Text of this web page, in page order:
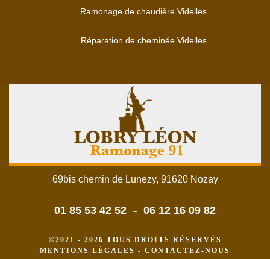
Ramonage de chaudière Videlles
Réparation de cheminée Videlles
69bis chemin de Lunezy, 91620 Nozay
01 85 53 42 52 - 06 12 16 09 82
©2021 - 2026 TOUS DROITS RÉSERVÉS
MENTIONS LÉGALES - CONTACTEZ-NOUS